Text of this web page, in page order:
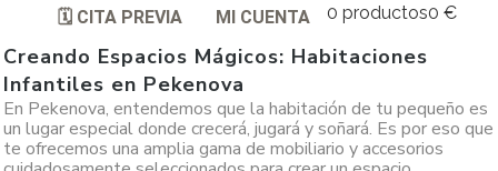
🗓️ CITA PREVIA
MI CUENTA 0 productos0 €
Creando Espacios Mágicos: Habitaciones
Infantiles en Pekenova
En Pekenova, entendemos que la habitación de tu pequeño es
un lugar especial donde crecerá, jugará y soñará. Es por eso que
te ofrecemos una amplia gama de mobiliario y accesorios